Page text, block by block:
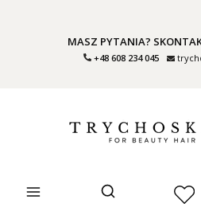
MASZ PYTANIA?
+48 608 234 045
Otwórz